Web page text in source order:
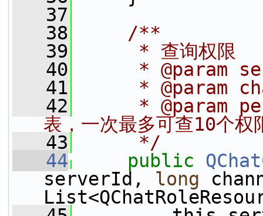
   37
   38
    /**
   39
     * 查询权限
   40
* @param
   41
* @param
   42
* @param
表，一次最多可查10个权
   43
     */
   44
public
serverId, long